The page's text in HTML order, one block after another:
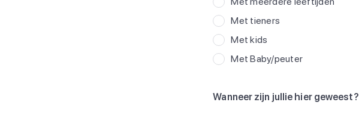
Met tieners
Met kids
Met Baby/peuter
Wanneer zijn jullie hier geweest?